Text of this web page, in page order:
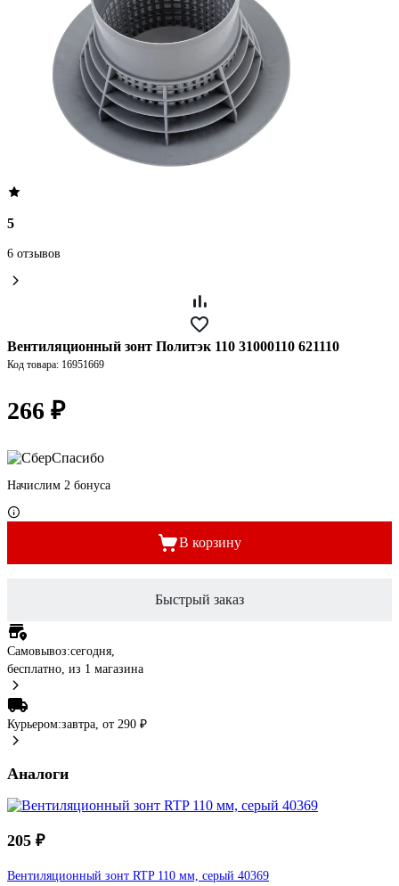
5
6 отзывов
Вентиляционный зонт Политэк 110 31000110 621110
Код товара: 16951669
266 ₽
Начислим 2 бонуса
В корзину
Быстрый заказ
Самовывоз:сегодня,
бесплатно, из 1 магазина
Курьером:завтра, от 290 ₽
Аналоги
205 ₽
Вентиляционный зонт RTP 110 мм, серый 40369